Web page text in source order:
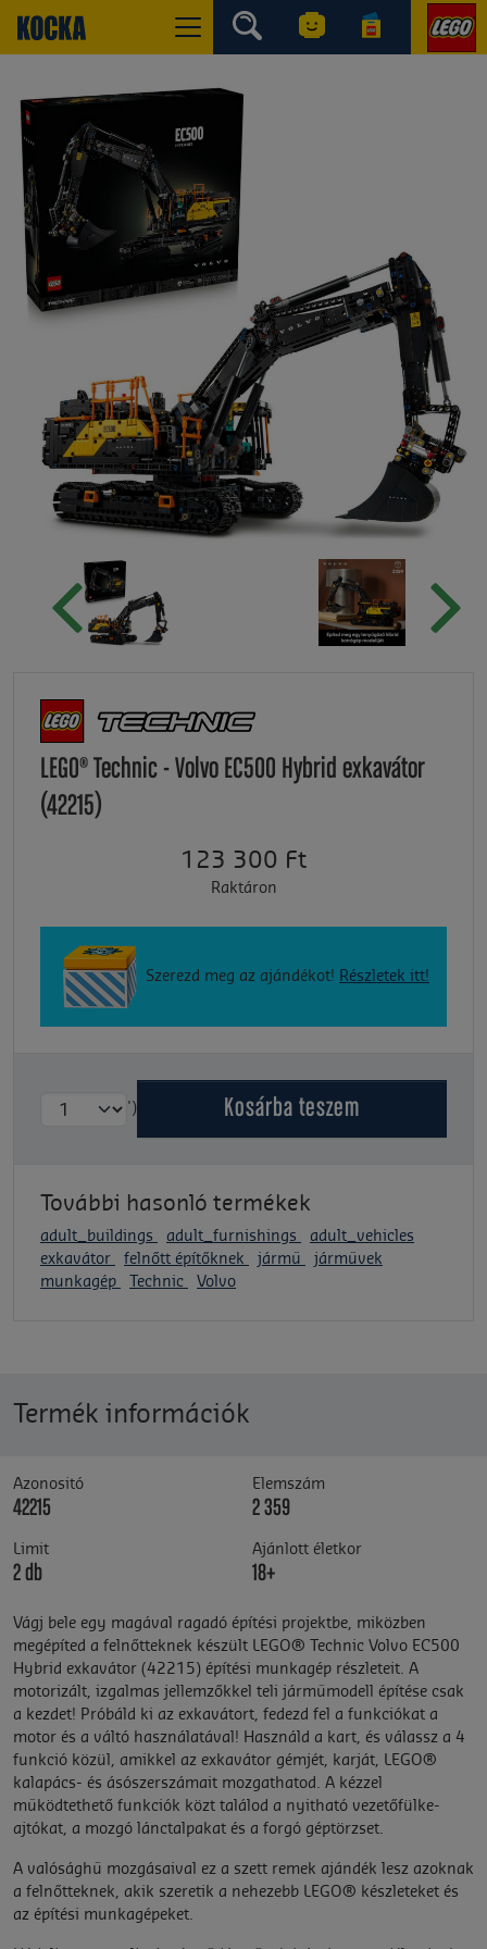
LEGO® Technic - Volvo EC500 Hybrid exkavátor
(42215)
123 300 Ft
Raktáron
Szerezd meg az ajándékot! Részletek itt!
') Kosárba teszem
További hasonló termékek
adult_buildings adult_furnishings
adult_vehicles
exkavátor
felnőtt építőknek jármű
járművek
munkagép
Technic Volvo
Termék információk
Azonositó
42215
Elemszám
2 359
Limit
2 db
Ajánlott életkor
18+
Vágj bele egy magával ragadó építési projektbe, miközben
megépíted a felnőtteknek készült LEGO® Technic Volvo EC500
Hybrid exkavátor (42215) építési munkagép részleteit. A
motorizált, izgalmas jellemzőkkel teli járműmodell építése csak
a kezdet! Próbáld ki az exkavátort, fedezd fel a funkciókat a
motor és a váltó használatával! Használd a kart, és válassz a 4
funkció közül, amikkel az exkavátor gémjét, karját, LEGO®
kalapács- és ásószerszámait mozgathatod. A kézzel
működtethető funkciók közt találod a nyitható vezetőfülke-
ajtókat, a mozgó lánctalpakat és a forgó géptörzset.
A valósághű mozgásaival ez a szett remek ajándék lesz azoknak
a felnőtteknek, akik szeretik a nehezebb LEGO® készleteket és
az építési munkagépeket.